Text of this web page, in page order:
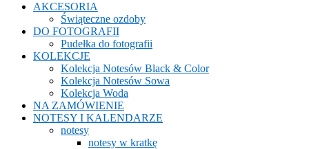
AKCESORIA
Świąteczne ozdoby
DO FOTOGRAFII
Pudełka do fotografii
KOLEKCJE
Kolekcja Notesów Black & Color
Kolekcja Notesów Sowa
Kolekcja Woda
NA ZAMÓWIENIE
NOTESY I KALENDARZE
notesy
notesy w kratkę